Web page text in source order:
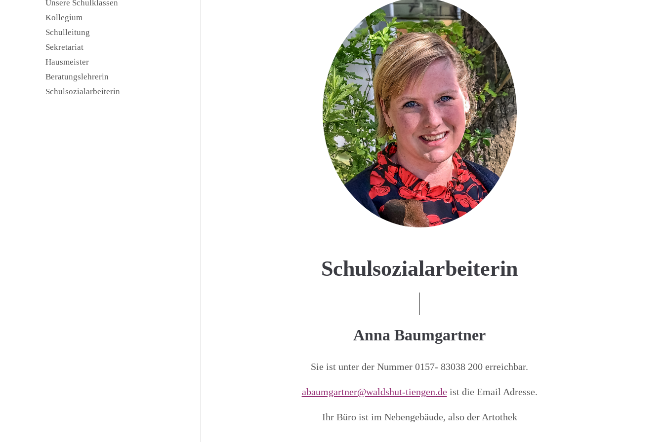
Schulsozialarbeiterin
Anna Baumgartner
Sie ist unter der Nummer 0157- 83038 200 erreichbar.
abaumgartner@waldshut-tiengen.deist die Email Adresse.
Ihr Büro ist im Nebengebäude, also der Artothek
Unsere Schulklassen
Kollegium
Schulleitung
Sekretariat
Hausmeister
Beratungslehrerin
Schulsozialarbeiterin